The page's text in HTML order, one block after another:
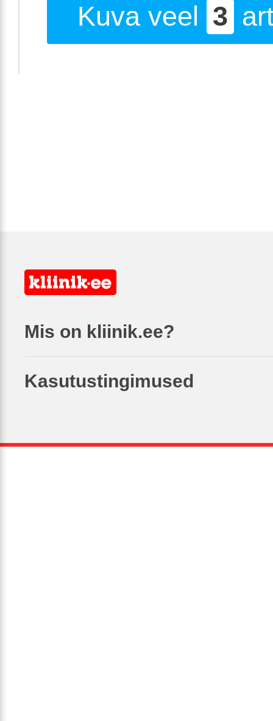
Kuva veel 3
Mis on kliinik.ee?
Kasutustingimused